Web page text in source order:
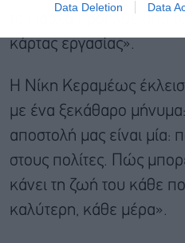
Data Deletion Data
κάρτας εργασίας».
Η Νίκη Κεραμέως
με ένα ξεκάθαρο
αποστολή μας είναι μία:
στους πολίτες. Πώς
κάνει τη ζωή του κάθε
καλύτερη, κάθε μέρα».